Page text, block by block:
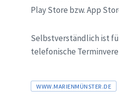
Play Store bzw. App
Selbstverständlich ist
telefonische
Tags
WWW.MARIENMÜNSTER.DE